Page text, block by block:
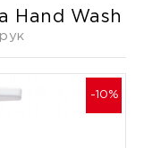
Hand Wash
-10%